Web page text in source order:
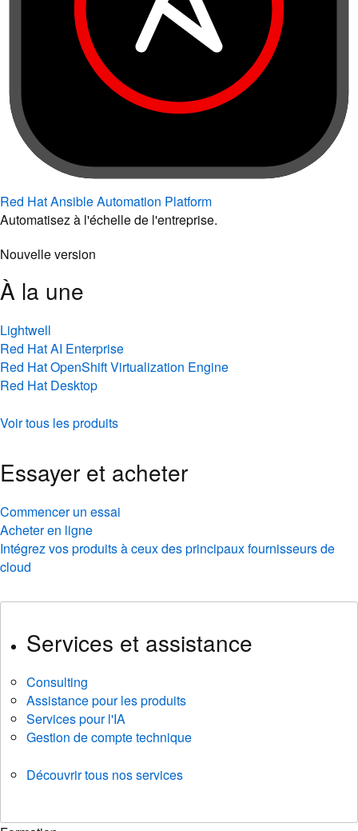
Red Hat Ansible Automation Platform
Automatisez à l'échelle de l'entreprise.
Nouvelle version
À la une
Lightwell
Red Hat AI Enterprise
Red Hat OpenShift Virtualization Engine
Red Hat Desktop
Voir tous les produits
Essayer et acheter
Commencer un essai
Acheter en ligne
Intégrez vos produits à ceux des principaux fournisseurs de
cloud
Services et assistance
Consulting
Assistance pour les produits
Services pour l'IA
Gestion de compte technique
Découvrir tous nos services